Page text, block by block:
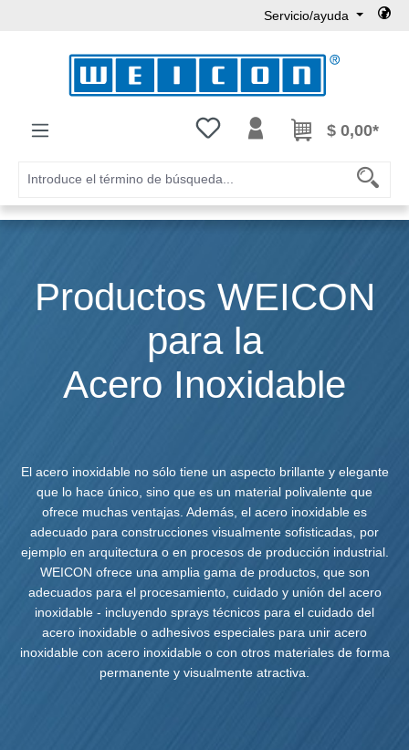
Servicio/ayuda
Tienes 0 artículos en tu lista de
$ 0,00*
Productos WEICON
para la
Acero Inoxidable
El acero inoxidable no sólo tiene un aspecto brillante y elegante
que lo hace único, sino que es un material polivalente que
ofrece muchas ventajas. Además, el acero inoxidable es
adecuado para construcciones visualmente sofisticadas, por
ejemplo en arquitectura o en procesos de producción industrial.
WEICON ofrece una amplia gama de productos, que son
adecuados para el procesamiento, cuidado y unión del acero
inoxidable - incluyendo sprays técnicos para el cuidado del
acero inoxidable o adhesivos especiales para unir acero
inoxidable con acero inoxidable o con otros materiales de forma
permanente y visualmente atractiva.